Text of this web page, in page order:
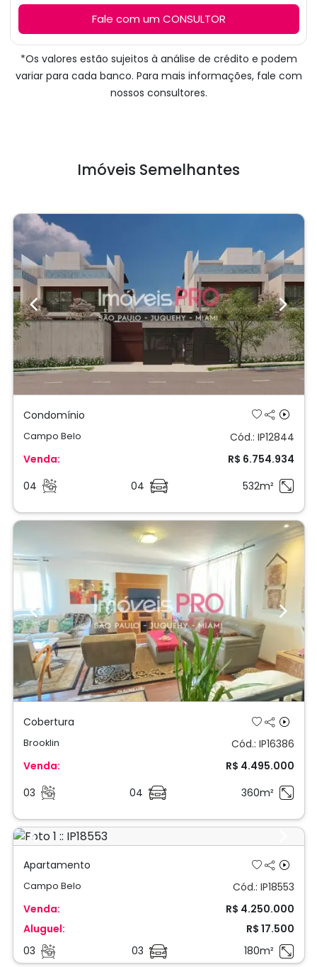
Fale com um CONSULTOR
*Os valores estão sujeitos à análise de crédito e podem
variar para cada banco. Para mais informações, fale com
nossos consultores.
Imóveis Semelhantes
Previous Next
Condomínio
Campo Belo
Cód.: IP12844
Venda:
R$ 6.754.934
04
04 532m²
Previous Next
Cobertura
Brooklin
Cód.: IP16386
Venda:
R$ 4.495.000
03
04 360m²
Previous Next
Apartamento
Campo Belo
Cód.: IP18553
Venda:
R$ 4.250.000
Aluguel:
R$ 17.500
03
03 180m²